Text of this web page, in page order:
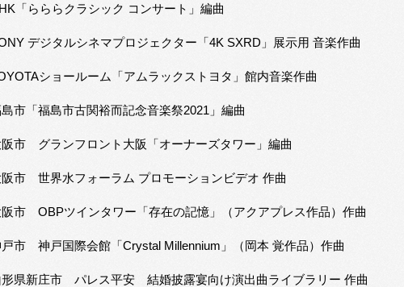
「らららクラシック コンサート」編曲
デジタルシネマプロジェクター「4K SXRD」展示用 音楽作曲
ショールーム「アムラックストヨタ」館内音楽作曲
市「福島市古関裕而記念音楽祭2021」編曲
阪市 グランフロント大阪「オーナーズタワー」編曲
阪市 世界水フォーラム プロモーションビデオ 作曲
阪市 OBPツインタワー「存在の記憶」（アクアプレス作品）作曲
市 神戸国際会館「Crystal Millennium」（岡本 覚作品）作曲
形県新庄市 パレス平安 結婚披露宴向け演出曲ライブラリー 作曲